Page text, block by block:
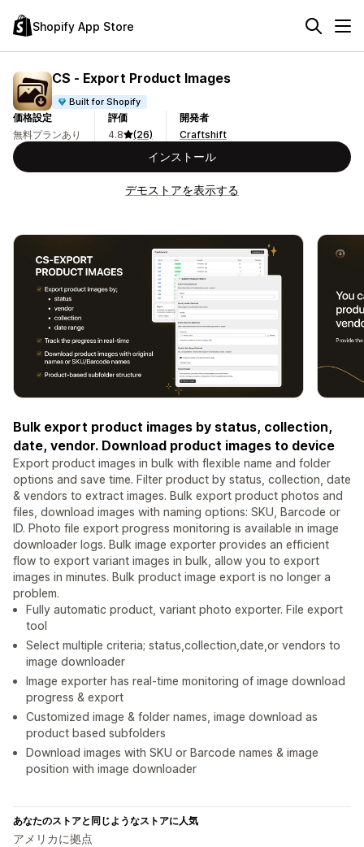
Shopify App Store
CS ‑ Export Product Images
Built for Shopify
価格設定
無料プランあり
評価
4.8
(26)
開発者
Craftshift
インストール
デモストアを表示する
Bulk export product images by status, collection,
date, vendor. Download product images to device
Export product images in bulk with flexible name and folder
options and save time. Filter product by status, collection, date
& vendors to extract images. Bulk export product photos and
files, download images with naming options: SKU, Barcode or
ID. Photo file export progress monitoring is available in image
downloader logs. Bulk image exporter provides an efficient
flow to export variant images in bulk, allow you to export
images in minutes. Bulk product image export is no longer a
problem.
Fully automatic product, variant photo exporter. File export
tool
Select multiple criteria; status,collection,date,or vendors to
image downloader
Image exporter has real-time monitoring of image download
progress & export
Customized image & folder names, image download as
product based subfolders
Download images with SKU or Barcode names & image
position with image downloader
あなたのストアと同じようなストアに人気
アメリカに拠点